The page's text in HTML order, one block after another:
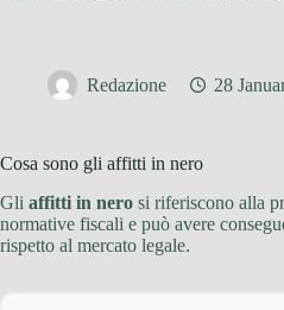
Redazione 28
Cosa sono gli affitti in nero
Gli affitti in nero si riferiscono alla
normative fiscali e può avere
rispetto al mercato legale.